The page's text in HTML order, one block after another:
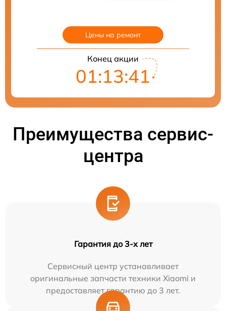
Цены на ремонт
Конец акции
01:13:40
Преимущества сервис-
центра
Гарантия до 3-х лет
Сервисный центр устанавливает
оригинальные запчасти техники Xiaomi и
предоставляет гарантию до 3 лет.